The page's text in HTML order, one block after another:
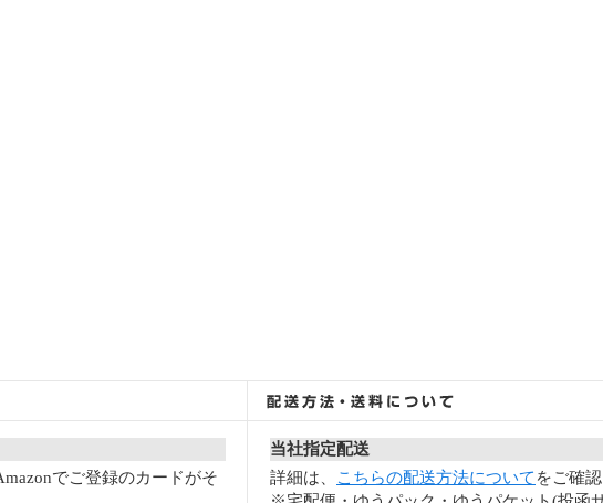
でご登録のカードがそ
当社指定配送
詳細は、
こちらの配送方法について をご確